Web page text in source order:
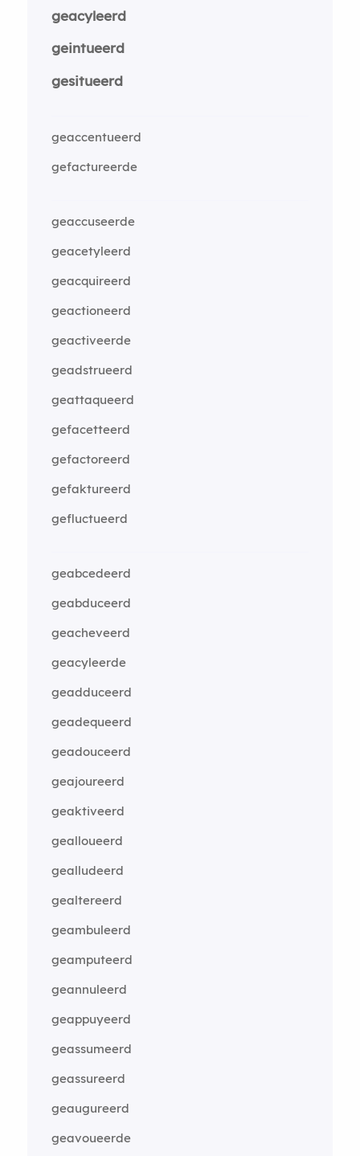
geacyleerd
geintueerd
gesitueerd
geaccentueerd
gefactureerde
geaccuseerde
geacetyleerd
geacquireerd
geactioneerd
geactiveerde
geadstrueerd
geattaqueerd
gefacetteerd
gefactoreerd
gefaktureerd
gefluctueerd
geabcedeerd
geabduceerd
geacheveerd
geacyleerde
geadduceerd
geadequeerd
geadouceerd
geajoureerd
geaktiveerd
gealloueerd
gealludeerd
gealtereerd
geambuleerd
geamputeerd
geannuleerd
geappuyeerd
geassumeerd
geassureerd
geaugureerd
geavoueerde